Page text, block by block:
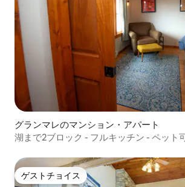
グランマレのマンション・アパート
湖まで2ブロック - フルキッチン - ペット
ゲストチョイス
ゲストチョイス